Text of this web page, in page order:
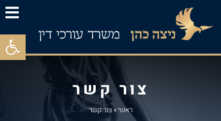
צור קשר
ראשי»צור קשר
פתח